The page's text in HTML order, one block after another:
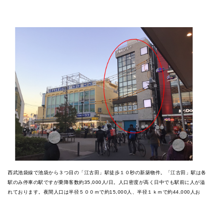
西武池袋線で池袋から３つ目の「江古田」駅徒歩１０秒の新築物件。「江古田」駅は各
駅のみ停車の駅ですが乗降客数約35,000人/日。人口密度が高く日中でも駅前に人が溢
れております。夜間人口は半径５００ｍで約15,000人、半径１ｋｍで約44,000人お